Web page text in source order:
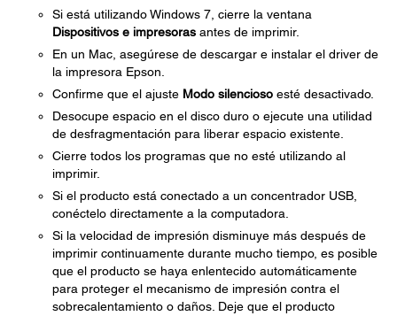
Si está utilizando Windows 7, cierre la ventana
Dispositivos e impresoras antes de imprimir.
En un Mac, asegúrese de descargar e instalar el driver de
la impresora Epson.
Confirme que el ajuste Modo silencioso esté desactivado.
Desocupe espacio en el disco duro o ejecute una utilidad
de desfragmentación para liberar espacio existente.
Cierre todos los programas que no esté utilizando al
imprimir.
Si el producto está conectado a un concentrador USB,
conéctelo directamente a la computadora.
Si la velocidad de impresión disminuye más después de
imprimir continuamente durante mucho tiempo, es posible
que el producto se haya enlentecido automáticamente
para proteger el mecanismo de impresión contra el
sobrecalentamiento o daños. Deje que el producto